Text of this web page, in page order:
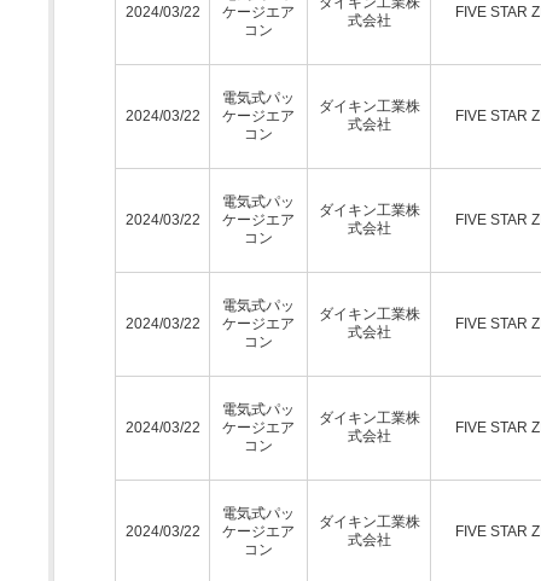
2024/03/22
ケージエア
コン
式会社
FIVE STAR
2024/03/22
電気式パッ
ケージエア
コン
ダイキン工業株
式会社
FIVE STAR
2024/03/22
電気式パッ
ケージエア
コン
ダイキン工業株
式会社
FIVE STAR
2024/03/22
電気式パッ
ケージエア
コン
ダイキン工業株
式会社
FIVE STAR
2024/03/22
電気式パッ
ケージエア
コン
ダイキン工業株
式会社
FIVE STAR
2024/03/22
電気式パッ
ケージエア
コン
ダイキン工業株
式会社
FIVE STAR